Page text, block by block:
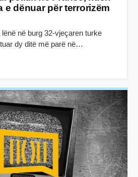
e dënuar për terrorizëm
në burg 32-vjeçaren turke
dy ditë më parë në…